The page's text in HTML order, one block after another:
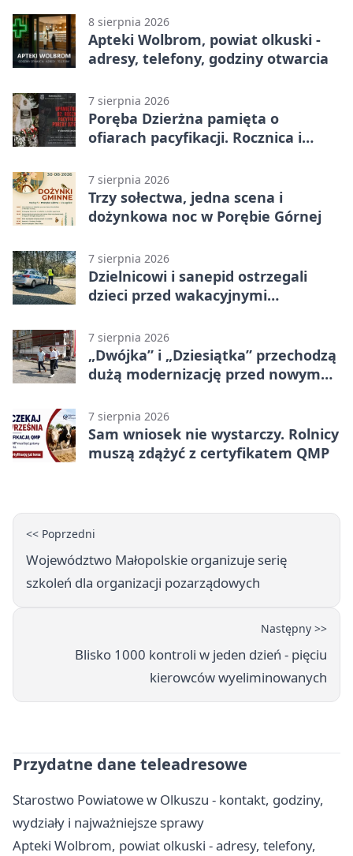
8 sierpnia 2026
Apteki Wolbrom, powiat olkuski -
adresy, telefony, godziny otwarcia
7 sierpnia 2026
Poręba Dzierżna pamięta o
ofiarach pacyfikacji. Rocznica i
7 sierpnia 2026
Trzy sołectwa, jedna scena i
dożynkowa noc w Porębie Górnej
7 sierpnia 2026
Dzielnicowi i sanepid ostrzegali
dzieci przed wakacyjnymi
7 sierpnia 2026
„Dwójka” i „Dziesiątka” przechodzą
dużą modernizację przed nowym
7 sierpnia 2026
Sam wniosek nie wystarczy. Rolnicy
muszą zdążyć z certyfikatem QMP
<< Poprzedni
Województwo Małopolskie organizuje serię
szkoleń dla organizacji pozarządowych
Następny >>
Blisko 1000 kontroli w jeden dzień - pięciu
kierowców wyeliminowanych
Przydatne dane teleadresowe
Starostwo Powiatowe w Olkuszu - kontakt, godziny,
wydziały i najważniejsze sprawy
Apteki Wolbrom, powiat olkuski - adresy, telefony,